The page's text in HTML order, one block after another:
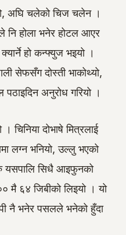
अघि चलेको चिज चलेन ।
नि होला भनेर होटल आएर
हो कन्फ्युज भइयो ।
सेफसँग दोस्ती भाकोथ्यो,
पठाइदिन अनुरोध गरियो ।
चिनिया दोभाषे मित्रलाई
लग्न भनियो, उल्लु भएको
यसपालि सिधै आइफुनको
मै ६४ जिबीको लिइयो । यो
नै भनेर पसलले भनेको हुँदा